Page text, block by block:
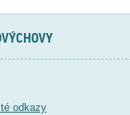
odkazy